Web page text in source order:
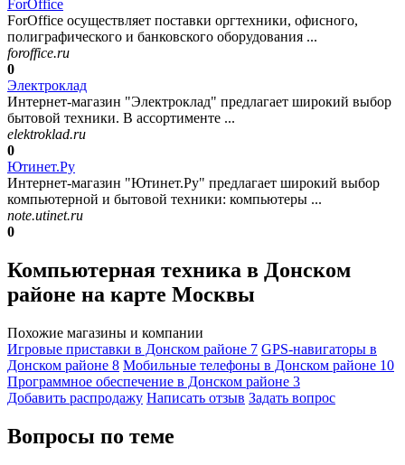
ForOffice
ForOffice осуществляет поставки оргтехники, офисного,
полиграфического и банковского оборудования ...
foroffice.ru
0
Электроклад
Интернет-магазин "Электроклад" предлагает широкий выбор
бытовой техники. В ассортименте ...
elektroklad.ru
0
Ютинет.Ру
Интернет-магазин "Ютинет.Ру" предлагает широкий выбор
компьютерной и бытовой техники: компьютеры ...
note.utinet.ru
0
Компьютерная техника в Донском
районе на карте Москвы
Похожие магазины и компании
Игровые приставки в Донском районе 7 GPS-навигаторы в
Донском районе 8 Мобильные телефоны в Донском районе 10
Программное обеспечение в Донском районе 3
Добавить раcпродажу Написать отзыв Задать вопрос
Вопросы по теме